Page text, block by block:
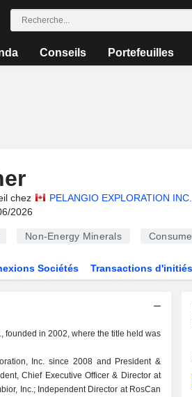
Conseils Portefeuilles
chez
PELANGIO EXPLORATION INC.
2026
Non-Energy Minerals
Sociétés Transactions d'initiés
in 2002, where the title held was
Inc. since 2008 and President &
Chief Executive Officer & Director at
Inc.; Independent Director at RosCan